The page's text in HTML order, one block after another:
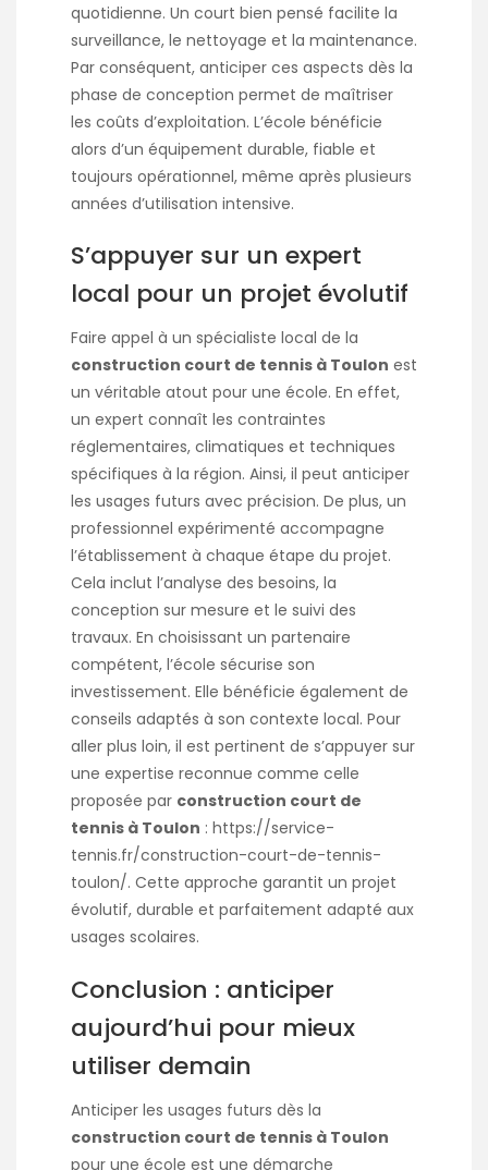
quotidienne. Un court bien pensé facilite la
surveillance, le nettoyage et la maintenance.
Par conséquent, anticiper ces aspects dès la
phase de conception permet de maîtriser
les coûts d’exploitation. L’école bénéficie
alors d’un équipement durable, fiable et
toujours opérationnel, même après plusieurs
années d’utilisation intensive.
S’appuyer sur un expert
local pour un projet évolutif
Faire appel à un spécialiste local de la
construction court de tennis à Toulon est
un véritable atout pour une école. En effet,
un expert connaît les contraintes
réglementaires, climatiques et techniques
spécifiques à la région. Ainsi, il peut anticiper
les usages futurs avec précision. De plus, un
professionnel expérimenté accompagne
l’établissement à chaque étape du projet.
Cela inclut l’analyse des besoins, la
conception sur mesure et le suivi des
travaux. En choisissant un partenaire
compétent, l’école sécurise son
investissement. Elle bénéficie également de
conseils adaptés à son contexte local. Pour
aller plus loin, il est pertinent de s’appuyer sur
une expertise reconnue comme celle
proposée par construction court de
tennis à Toulon : https://service-
tennis.fr/construction-court-de-tennis-
toulon/. Cette approche garantit un projet
évolutif, durable et parfaitement adapté aux
usages scolaires.
Conclusion : anticiper
aujourd’hui pour mieux
utiliser demain
Anticiper les usages futurs dès la
construction court de tennis à Toulon
pour une école est une démarche